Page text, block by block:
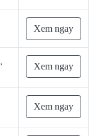
Xem ngay
Xem ngay
Xem ngay